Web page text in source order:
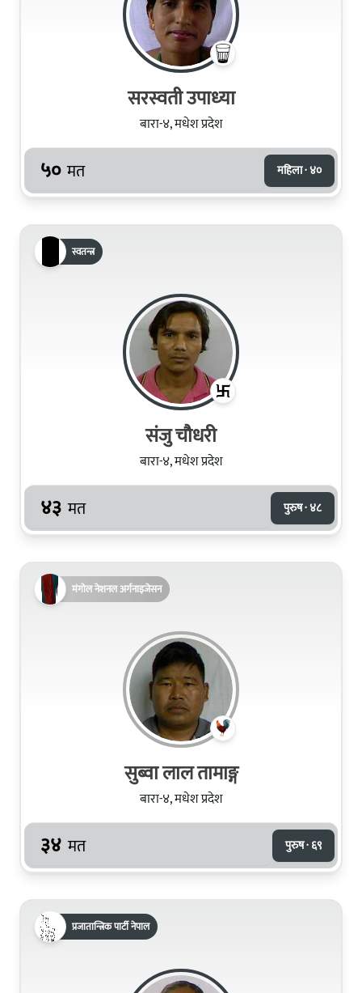
सरस्‍वती उपाध्‍या
बारा-४, मधेश प्रदेश
५० मत महिला · ४०
स्वतन्त्र
संजु चौधरी
बारा-४, मधेश प्रदेश
४३ मत पुरुष · ४८
मंगोल नेशनल अर्गनाइजेसन
सुब्वा लाल तामाङ्ग
बारा-४, मधेश प्रदेश
३४ मत पुरुष · ६९
प्रजातान्त्रिक पार्टी नेपाल